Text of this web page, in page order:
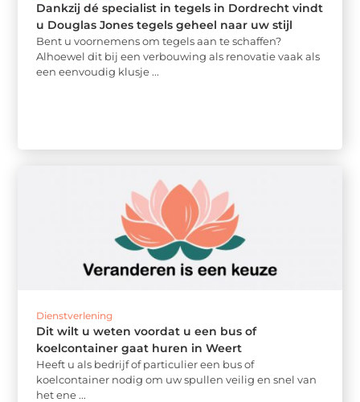
Dankzij dé specialist in tegels in Dordrecht vindt
u Douglas Jones tegels geheel naar uw stijl
Bent u voornemens om tegels aan te schaffen?
Alhoewel dit bij een verbouwing als renovatie vaak als
een eenvoudig klusje ...
Dienstverlening
Dit wilt u weten voordat u een bus of
koelcontainer gaat huren in Weert
Heeft u als bedrijf of particulier een bus of
koelcontainer nodig om uw spullen veilig en snel van
het ene ...